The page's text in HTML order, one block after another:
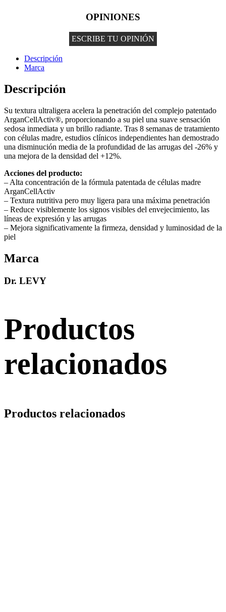
OPINIONES
ESCRIBE TU OPINIÓN
Descripción
Marca
Descripción
Su textura ultraligera acelera la penetración del complejo patentado
ArganCellActiv®, proporcionando a su piel una suave sensación
sedosa inmediata y un brillo radiante. Tras 8 semanas de tratamiento
con células madre, estudios clínicos independientes han demostrado
una disminución media de la profundidad de las arrugas del -26% y
una mejora de la densidad del +12%.
Acciones del producto:
– Alta concentración de la fórmula patentada de células madre
ArganCellActiv
– Textura nutritiva pero muy ligera para una máxima penetración
– Reduce visiblemente los signos visibles del envejecimiento, las
líneas de expresión y las arrugas
– Mejora significativamente la firmeza, densidad y luminosidad de la
piel
Marca
Dr. LEVY
Productos
relacionados
Productos relacionados